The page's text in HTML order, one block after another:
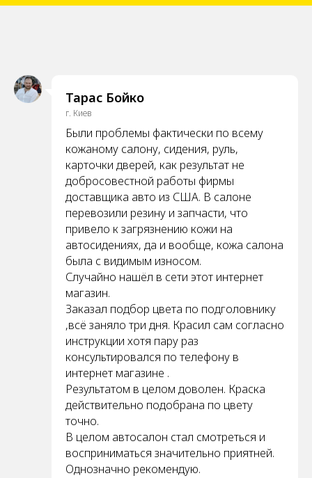
Тарас Бойко
г. Киев
Были проблемы фактически по всему
кожаному салону, сидения, руль,
карточки дверей, как результат не
добросовестной работы фирмы
доставщика авто из США. В салоне
перевозили резину и запчасти, что
привело к загрязнению кожи на
автосидениях, да и вообще, кожа салона
была с видимым износом.
Случайно нашёл в сети этот интернет
магазин.
Заказал подбор цвета по подголовнику
,всё заняло три дня. Красил сам согласно
инструкции хотя пару раз
консультировался по телефону в
интернет магазине .
Результатом в целом доволен. Краска
действительно подобрана по цвету
точно.
В целом автосалон стал смотреться и
восприниматься значительно приятней.
Однозначно рекомендую.